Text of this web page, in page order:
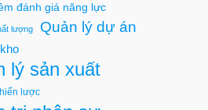
đánh giá năng lực
lượng Quản lý dự án
lý sản xuất
lược